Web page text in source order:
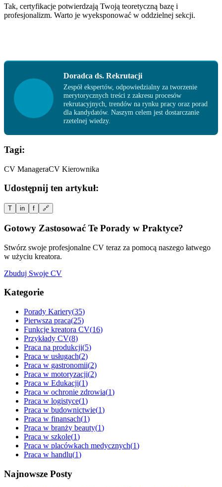
Tak, certyfikacje potwierdzają Twoją teoretyczną bazę i
profesjonalizm. Warto je wyeksponować w oddzielnej sekcji.
Doradca ds. Rekrutacji
Zespół ekspertów, odpowiedzialny za tworzenie
merytorycznych treści z zakresu procesów
rekrutacyjnych, trendów na rynku pracy oraz porad
dla kandydatów. Naszym celem jest dostarczanie
rzetelnej wiedzy.
Tagi:
CV ManageraCV Kierownika
Udostępnij ten artykuł:
T in f 🔗
Gotowy Zastosować Te Porady w Praktyce?
Stwórz swoje profesjonalne CV teraz za pomocą naszego łatwego
w użyciu kreatora.
Zbuduj Swoje CV
Kategorie
Porady Kariery(35)
Pierwsza praca(25)
Funkcje kreatora CV(16)
Przykłady CV(8)
Praca na produkcji(5)
Praca w usługach(2)
Praca w gastronomii(2)
Praca w motoryzacji(2)
Praca w Edukacji(1)
Praca w ochronie zdrowia(1)
Praca w logistyce(1)
Praca w budownictwie(1)
Praca w finansach(1)
Praca w branży beauty(1)
Praca w szkole(1)
Praca w placówkach medycznych(1)
Praca w handlu(1)
Najnowsze Posty